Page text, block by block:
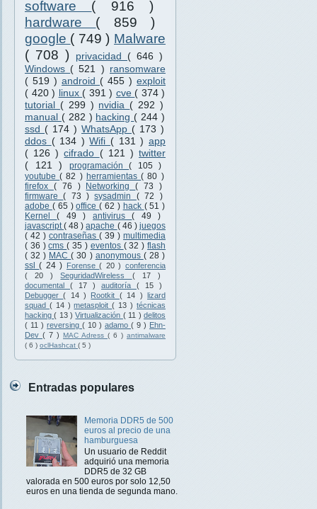
software ( 916 )
hardware ( 859 )
google ( 749 ) Malware
( 708 )
privacidad ( 646 )
Windows ( 521 ) ransomware
( 519 ) android ( 455 ) exploit
( 420 ) linux ( 391 ) cve ( 374 )
tutorial ( 299 ) nvidia ( 292 )
manual ( 282 ) hacking ( 244 )
ssd ( 174 ) WhatsApp ( 173 )
ddos ( 134 )Wifi ( 131 ) app
( 126 )cifrado ( 121 )twitter
( 121 ) programación( 105 )
youtube( 82 ) herramientas( 80 )
firefox ( 76 ) Networking( 73 )
firmware( 73 )sysadmin ( 72 )
adobe ( 65 )office( 62 ) hack ( 51 )
Kernel( 49 ) antivirus( 49 )
javascript( 48 )apache ( 46 ) juegos
( 42 ) contraseñas ( 39 ) multimedia
( 36 )cms( 35 ) eventos ( 32 )flash
( 32 ) MAC( 30 ) anonymous ( 28 )
ssl( 24 ) Forense( 20 ) conferencia
( 20 )SeguridadWireless ( 17 )
documental ( 17 ) auditoría ( 15 )
Debugger( 14 ) Rootkit ( 14 ) lizard
squad ( 14 )metasploit( 13 ) técnicas
hacking( 13 )Virtualización ( 11 ) delitos
( 11 ) reversing ( 10 ) adamo ( 9 ) Ehn-
Dev ( 7 ) MAC Adress ( 6 ) antimalware
( 6 ) oclHashcat ( 5 )
Entradas populares
Memoria DDR5 de 500
euros al precio de una
hamburguesa
Un usuario de Reddit
adquirió una memoria
DDR5 de 32 GB
valorada en 500 euros por solo 12,50
euros en una tienda de segunda mano.